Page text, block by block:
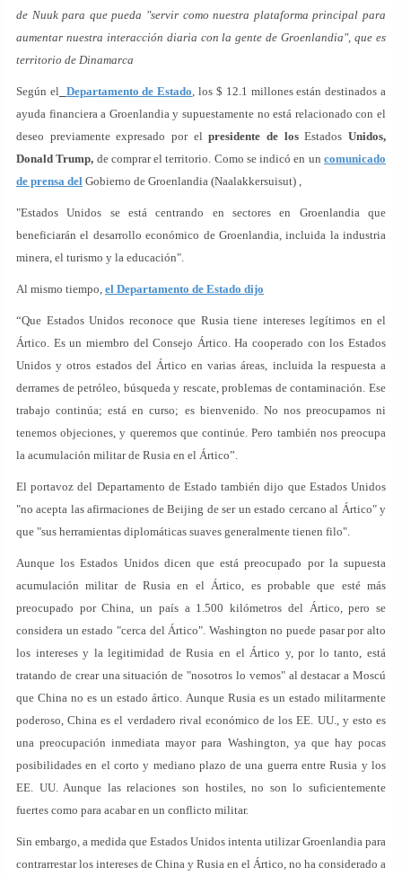
de Nuuk para que pueda "servir como nuestra plataforma principal para
aumentar nuestra interacción diaria con la gente de Groenlandia", que es
territorio de Dinamarca
Según el Departamento de Estado, los $ 12.1 millones están destinados a
ayuda financiera a Groenlandia y supuestamente no está relacionado con el
deseo previamente expresado por elpresidente de losEstadosUnidos,
Donald Trump, de comprar el territorio. Como se indicó en uncomunicado
de prensa del Gobierno de Groenlandia (Naalakkersuisut) ,
"Estados Unidos se está centrando en sectores en Groenlandia que
beneficiarán el desarrollo económico de Groenlandia, incluida la industria
minera, el turismo y la educación".
Al mismo tiempo, el Departamento de Estado dijo
“Que Estados Unidos reconoce que Rusia tiene intereses legítimos en el
Ártico. Es un miembro del Consejo Ártico. Ha cooperado con los Estados
Unidos y otros estados del Ártico en varias áreas, incluida la respuesta a
derrames de petróleo, búsqueda y rescate, problemas de contaminación. Ese
trabajo continúa; está en curso; es bienvenido. No nos preocupamos ni
tenemos objeciones, y queremos que continúe. Pero también nos preocupa
la acumulación militar de Rusia en el Ártico”.
El portavoz del Departamento de Estado también dijo que Estados Unidos
"no acepta las afirmaciones de Beijing de ser un estado cercano al Ártico" y
que "sus herramientas diplomáticas suaves generalmente tienen filo".
Aunque los Estados Unidos dicen que está preocupado por la supuesta
acumulación militar de Rusia en el Ártico, es probable que esté más
preocupado por China, un país a 1.500 kilómetros del Ártico, pero se
considera un estado "cerca del Ártico". Washington no puede pasar por alto
los intereses y la legitimidad de Rusia en el Ártico y, por lo tanto, está
tratando de crear una situación de "nosotros lo vemos" al destacar a Moscú
que China no es un estado ártico. Aunque Rusia es un estado militarmente
poderoso, China es el verdadero rival económico de los EE. UU., y esto es
una preocupación inmediata mayor para Washington, ya que hay pocas
posibilidades en el corto y mediano plazo de una guerra entre Rusia y los
EE. UU. Aunque las relaciones son hostiles, no son lo suficientemente
fuertes como para acabar en un conflicto militar.
Sin embargo, a medida que Estados Unidos intenta utilizar Groenlandia para
contrarrestar los intereses de China y Rusia en el Ártico, no ha considerado a